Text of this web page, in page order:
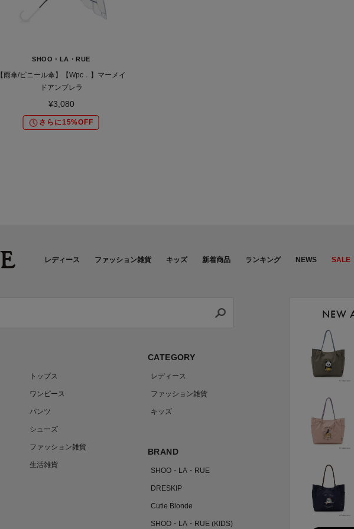
SHOO・LA・RUE
【雨傘/ビニール傘】【Wpc．】マーメイ
ドアンブレラ
¥3,080
さらに15%OFF
レディース ファッション雑貨 キッズ 新着商品 ランキング NEWS SALE
トップス
ワンピース
パンツ
シューズ
ファッション雑貨
生活雑貨
CATEGORY
レディース
ファッション雑貨
キッズ
BRAND
SHOO・LA・RUE
DRESKIP
Cutie Blonde
SHOO・LA・RUE (KIDS)
NEW